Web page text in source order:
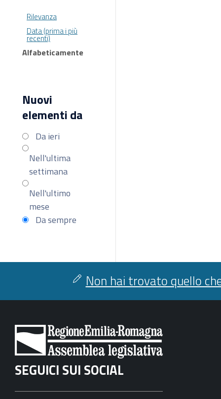
Rilevanza
Data (prima i più
recenti)
Alfabeticamente
Nuovi
elementi da
Da ieri
Nell'ultima
settimana
Nell'ultimo
mese
Da sempre
Non hai trovato quello
SEGUICI SUI SOCIAL